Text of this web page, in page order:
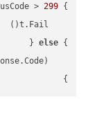
}
> 299
}
else
}